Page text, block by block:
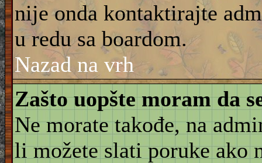
nije onda kontaktirajte
u redu sa boardom.
Nazad na vrh
Zašto uopšte moram da
Ne morate takođe, na
li možete slati poruke ako